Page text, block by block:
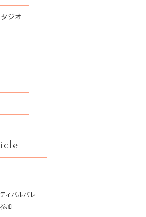
ジオ
ィバルバレ
加